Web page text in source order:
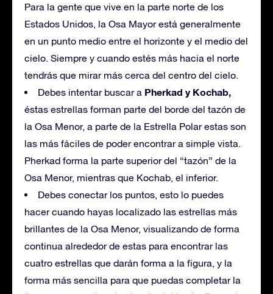
Para la gente que vive en la parte norte de los
Estados Unidos, la Osa Mayor está generalmente
en un punto medio entre el horizonte y el medio del
cielo. Siempre y cuando estés más hacia el norte
tendrás que mirar más cerca del centro del cielo.
Debes intentar buscar a Pherkad y Kochab,
éstas estrellas forman parte del borde del tazón de
la Osa Menor, a parte de la Estrella Polar estas son
las más fáciles de poder encontrar a simple vista.
Pherkad forma la parte superior del “tazón” de la
Osa Menor, mientras que Kochab, el inferior.
Debes conectar los puntos, esto lo puedes
hacer cuando hayas localizado las estrellas más
brillantes de la Osa Menor, visualizando de forma
continua alrededor de estas para encontrar las
cuatro estrellas que darán forma a la figura, y la
forma más sencilla para que puedas completar la